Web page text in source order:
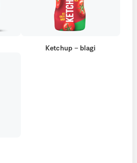
Ketchup – blagi